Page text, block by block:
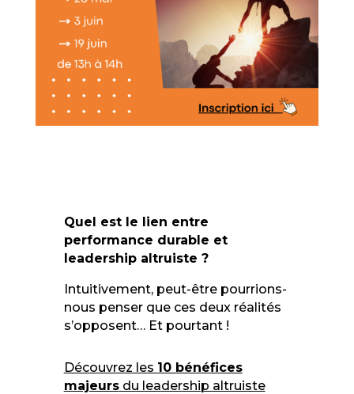
Quel est le lien entre
performance durable et
leadership altruiste ?
Intuitivement, peut-être pourrions-
nous penser que ces deux réalités
s’opposent… Et pourtant !
Découvrez les 10 bénéfices
majeursdu leadership altruiste